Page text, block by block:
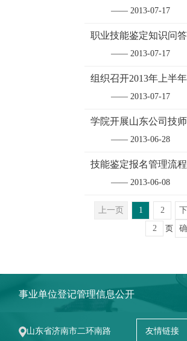
—— 2013-07-17
职业技能鉴定知识问答
—— 2013-07-17
—— 2013-07-17
—— 2013-06-28
技能鉴定报名管理流程
—— 2013-06-08
上一页 1 2
页
事业单位登记管理信息公开
山东省济南市二环南路